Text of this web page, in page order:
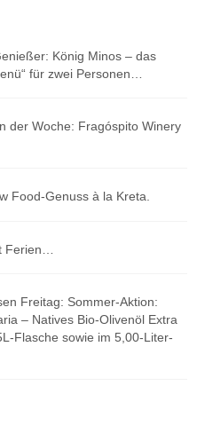
König Minos – das
für zwei Personen…
der Woche: Fragóspito Winery
Food-Genuss à la Kreta.
Ferien…
Freitag: Sommer-Aktion:
– Natives Bio-Olivenöl Extra
Flasche sowie im 5,00-Liter-